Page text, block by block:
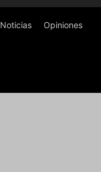
Noticias Opiniones